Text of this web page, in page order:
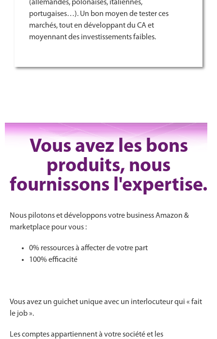
(allemandes, polonaises, italiennes,
portugaises…). Un bon moyen de tester ces
marchés, tout en développant du CA et
moyennant des investissements faibles.
Vous avez les bons
produits, nous
fournissons l'expertise.
Nous pilotons et développons votre business Amazon &
marketplace pour vous :
0% ressources à affecter de votre part
100% efficacité
Vous avez un guichet unique avec un interlocuteur qui « fait
le job ».
Les comptes appartiennent à votre société et les